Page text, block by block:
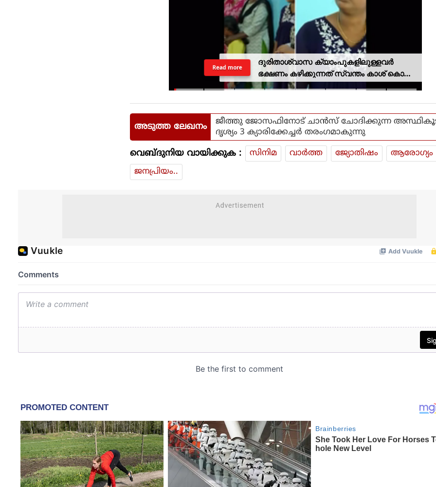
ദുരിതാശ്വാസ ക്യാംപുകളിലുള്ളവർ
ഭക്ഷണം കഴിക്കുന്നത് സ്വന്തം കാശ് കൊണ്ട്
വാങ്ങി; ദുരിതക്കയം
Read more
അടുത്ത ലേഖനം
ജീത്തു ജോസഫിനോട് ചാന്‍സ് ചോദിക്കുന്ന
ദൃശ്യം 3 ക്യാരിക്കേച്ചര്‍ തരംഗമാകുന്നു
വെബ്ദുനിയ വായിക്കുക : സിനിമ വാര്‍ത്ത ജ്യോതിഷം
ആരോഗ്യം
ജനപ്രിയം..